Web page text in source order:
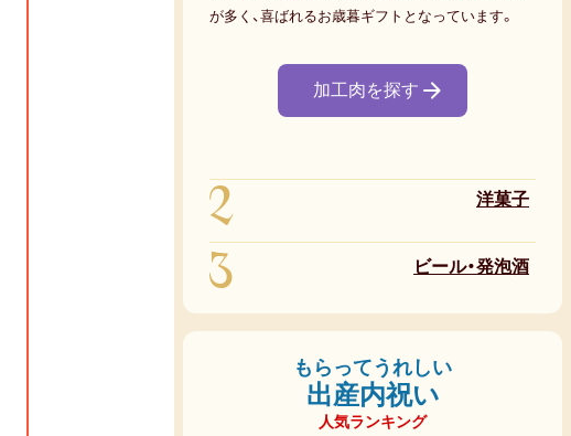
が多く、喜ばれるお歳暮ギフトとなっています。
加工肉を探す
2 洋菓子
3 ビール・発泡酒
もらってうれしい
出産内祝い
人気ランキング